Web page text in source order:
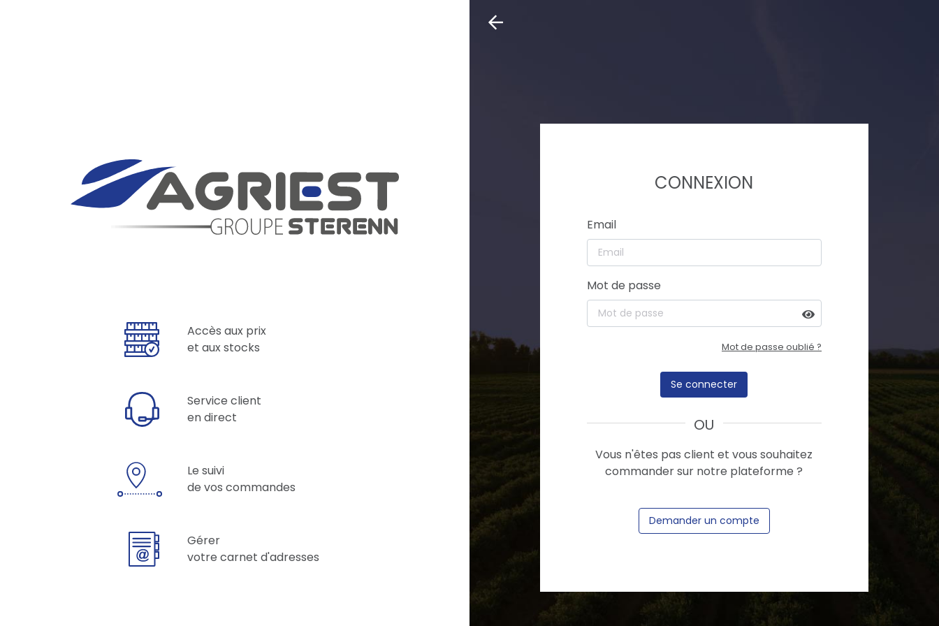
Accès aux prix
et aux stocks
Service client
en direct
Le suivi
de vos commandes
Gérer
votre carnet d'adresses
CONNEXION
Email
Mot de passe
Mot de passe oublié ?
Se connecter
OU
Vous n'êtes pas client et vous souhaitez
commander sur notre plateforme ?
Demander un compte